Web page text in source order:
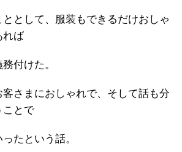
として、服装もできるだけおしゃ
れば
付けた。
さまにおしゃれで、そして話も分
ことで
たという話。